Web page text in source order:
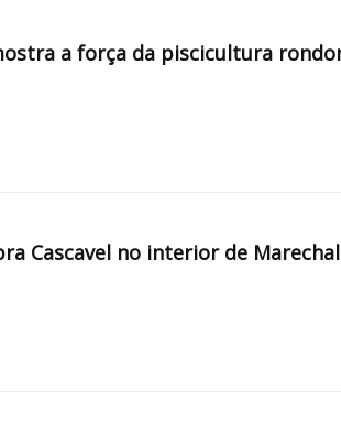
a força da piscicultura
Cascavel no interior de Marechal